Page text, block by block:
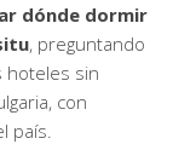
dónde dormir
, preguntando
hoteles sin
con
país.